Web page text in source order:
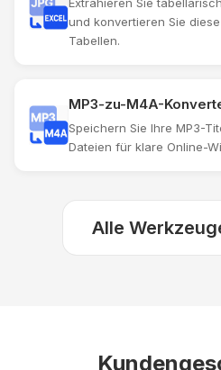
und konvertieren Sie
Tabellen.
MP3-zu-M4A-
Speichern Sie Ihre MP3-
Dateien für klare Online-
Alle